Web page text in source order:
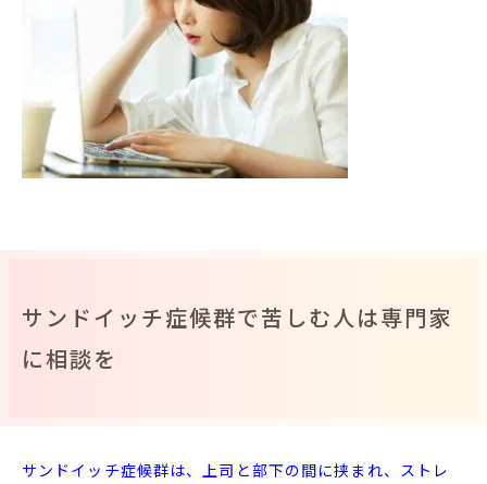
サンドイッチ症候群で苦しむ人は専門家
に相談を
サンドイッチ症候群は、上司と部下の間に挟まれ、ストレ